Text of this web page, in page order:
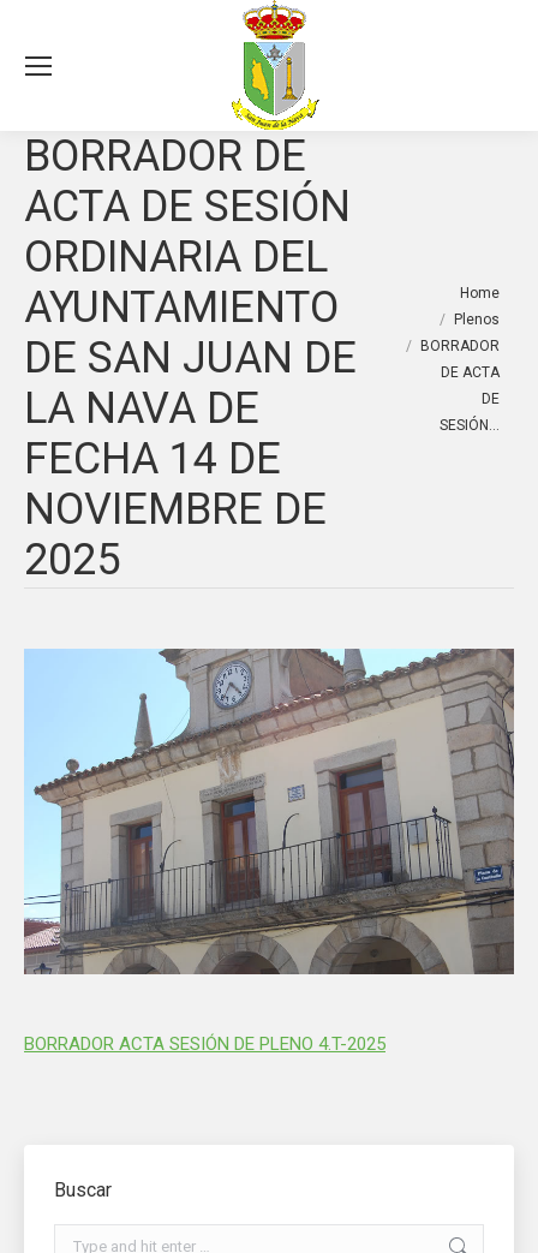
BORRADOR DE
ACTA DE SESIÓN
ORDINARIA DEL
AYUNTAMIENTO
DE SAN JUAN DE
LA NAVA DE
FECHA 14 DE
NOVIEMBRE DE
2025
You are here:
Home
Plenos
BORRADOR
DE ACTA
DE
SESIÓN…
BORRADOR ACTA SESIÓN DE PLENO 4.T-2025
Buscar
Search: